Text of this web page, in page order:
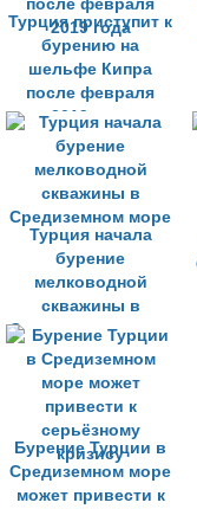
Турция приступит к
бурению на
шельфе Кипра
после февраля
2019 года
Турция начала
бурение
мелководной
скважины в
Средиземном море
Бурение Турции в
Средиземном море
может привести к